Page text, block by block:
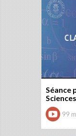
Séance
Sciences
99